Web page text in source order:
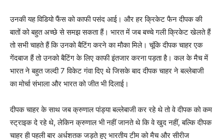
उनकी यह विडियो फैंस को काफी पसंद आई। और हर क्रिकेट फैन दीपक की
बातों को बहुत अच्छे से समझ सकता हैं। भारत में जब बच्चे गली क्रिकेट खेलते हैं
तो सभी चाहते हैं कि उनको बैटिंग करने का मौका मिले। चूंकि दीपक चाहर एक
गेंदबाज हैं तो उनको बैटिंग के लिए काफी इंतजार करना पड़ता है। कल के मैच में
भारत ने बहुत जल्दी 7 विकेट गंवा दिए थे जिसके बाद दीपक चाहर ने बल्लेबाजी
का मोर्चा संभाला और भारत को जीत भी दिलाई।
दीपक चाहर के साथ जब क्रुणाल पांड्या बल्लेबाजी कर रहे थे तो वे दीपक को कम
स्ट्राइक दे रहे थे, लेकिन क्रुणाल भी नहीं जानते थे कि वे खुद नहीं, बल्कि दीपक
चाहर ही पहली बार अर्धशतक जड़ते हुए भारतीय टीम को मैच और सीरीज